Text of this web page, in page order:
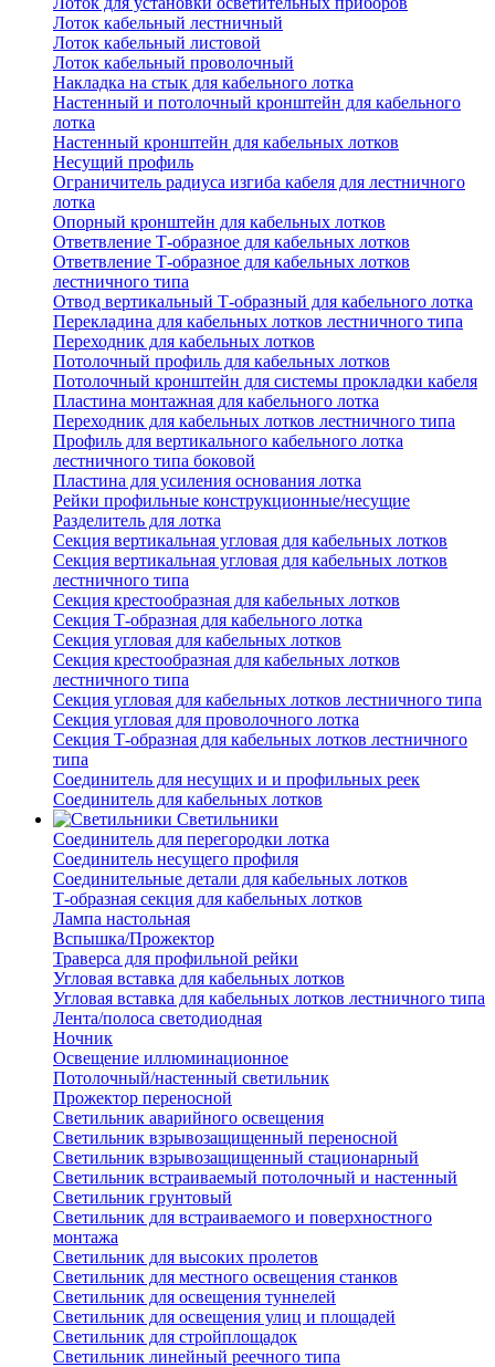
Лоток кабельный лестничный
Лоток кабельный листовой
Лоток кабельный проволочный
Накладка на стык для кабельного лотка
Настенный и потолочный кронштейн для кабельного
лотка
Настенный кронштейн для кабельных лотков
Несущий профиль
Ограничитель радиуса изгиба кабеля для лестничного
лотка
Опорный кронштейн для кабельных лотков
Ответвление Т-образное для кабельных лотков
Ответвление Т-образное для кабельных лотков
лестничного типа
Отвод вертикальный Т-образный для кабельного лотка
Перекладина для кабельных лотков лестничного типа
Переходник для кабельных лотков
Потолочный профиль для кабельных лотков
Потолочный кронштейн для системы прокладки кабеля
Пластина монтажная для кабельного лотка
Переходник для кабельных лотков лестничного типа
Профиль для вертикального кабельного лотка
лестничного типа боковой
Пластина для усиления основания лотка
Рейки профильные конструкционные/несущие
Разделитель для лотка
Секция вертикальная угловая для кабельных лотков
Секция вертикальная угловая для кабельных лотков
лестничного типа
Секция крестообразная для кабельных лотков
Секция Т-образная для кабельного лотка
Секция угловая для кабельных лотков
Секция крестообразная для кабельных лотков
лестничного типа
Секция угловая для кабельных лотков лестничного типа
Секция угловая для проволочного лотка
Секция Т-образная для кабельных лотков лестничного
типа
Соединитель для несущих и и профильных реек
Соединитель для кабельных лотков
Светильники
Соединитель для перегородки лотка
Соединитель несущего профиля
Соединительные детали для кабельных лотков
Т-образная секция для кабельных лотков
Лампа настольная
Вспышка/Прожектор
Траверса для профильной рейки
Угловая вставка для кабельных лотков
Угловая вставка для кабельных лотков лестничного типа
Лента/полоса светодиодная
Ночник
Освещение иллюминационное
Потолочный/настенный светильник
Прожектор переносной
Светильник аварийного освещения
Светильник взрывозащищенный переносной
Светильник взрывозащищенный стационарный
Светильник встраиваемый потолочный и настенный
Светильник грунтовый
Светильник для встраиваемого и поверхностного
монтажа
Светильник для высоких пролетов
Светильник для местного освещения станков
Светильник для освещения туннелей
Светильник для освещения улиц и площадей
Светильник для стройплощадок
Светильник линейный реечного типа